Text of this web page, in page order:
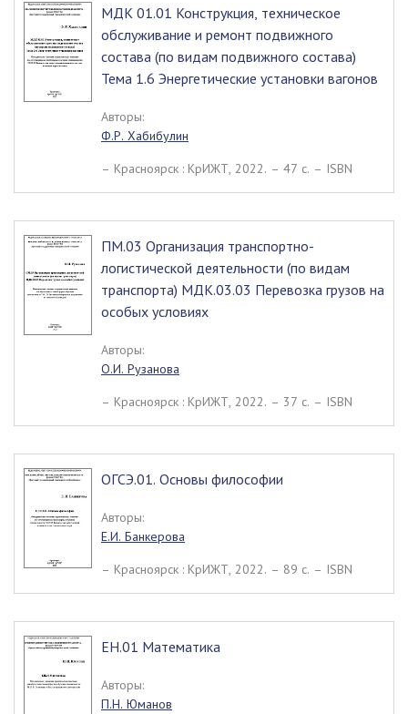
МДК 01.01 Конструкция, техническое
обслуживание и ремонт подвижного
состава (по видам подвижного состава)
Тема 1.6 Энергетические установки вагонов
Авторы:
Ф.Р. Хабибулин
– Красноярск : КрИЖТ, 2022. – 47 c. – ISBN
ПМ.03 Организация транспортно-
логистической деятельности (по видам
транспорта) МДК.03.03 Перевозка грузов на
особых условиях
Авторы:
О.И. Рузанова
– Красноярск : КрИЖТ, 2022. – 37 c. – ISBN
ОГСЭ.01. Основы философии
Авторы:
Е.И. Банкерова
– Красноярск : КрИЖТ, 2022. – 89 c. – ISBN
ЕН.01 Математика
Авторы:
П.Н. Юманов